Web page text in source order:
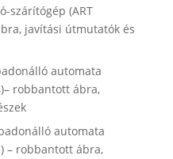
szárítógép (ART
javítási útmutatók és
automata
robbantott ábra,
automata
– robbantott ábra,